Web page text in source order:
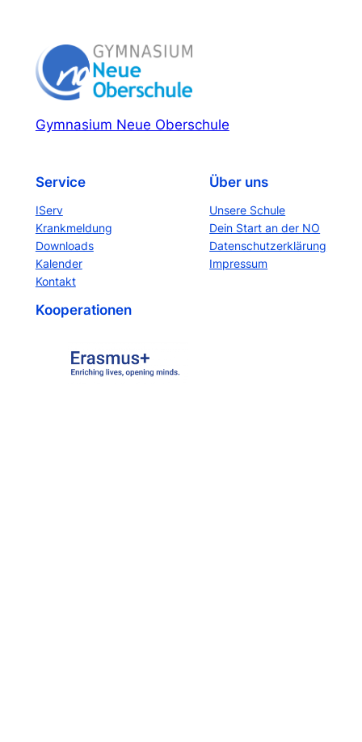
Gymnasium Neue Oberschule
Service
IServ
Krankmeldung
Downloads
Kalender
Kontakt
Über uns
Unsere Schule
Dein Start an der NO
Datenschutzerklärung
Impressum
Kooperationen